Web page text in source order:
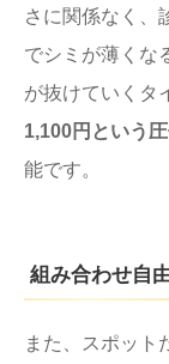
さに関係なく、
でシミが薄くな
が抜けていくタ
1,100円という
能です。
組み合わせ自
また、スポット